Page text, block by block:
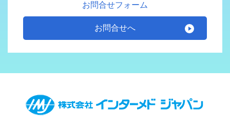
お問合せフォーム
お問合せへ